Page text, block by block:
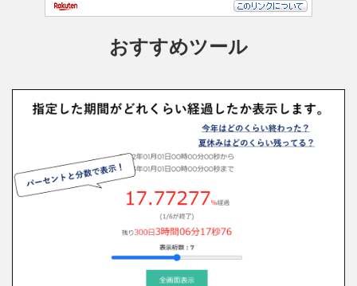
おすすめツール